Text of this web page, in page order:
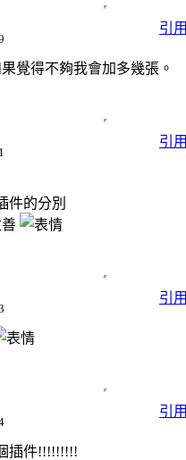
引用
覺得不夠我會加多幾張。
引用
的分別
引用
引用
插件!!!!!!!!!